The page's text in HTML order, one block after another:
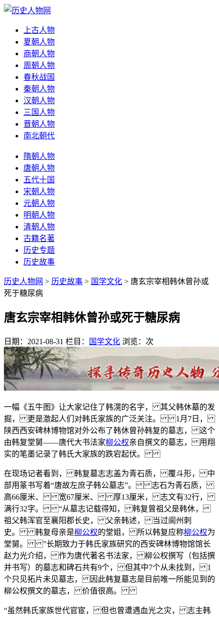
上古人物
夏朝人物
商朝人物
周朝人物
春秋战国
秦朝人物
汉朝人物
三国人物
晋朝人物
南北朝代
隋朝人物
唐朝人物
五代十国
宋朝人物
元朝人物
明朝人物
清朝人物
古籍名著
历史专题
历史故事
历史人物网 > 历史故事 > 国学文化 > 唐玄宗宰相韩休曾孙或
死于糖尿病
唐玄宗宰相韩休曾孙或死于糖尿病
日期：2021-08-31 栏目： 国学文化 浏览： 次
一幅《五牛图》让大家记住了韩滉的名字， 其父韩休墓的发
掘， 更是激起人们对韩氏家族的广泛关注。 1月7日，
陕西西安碑林博物馆对外公布了韩休曾孙韩复的墓志， 这个
由韩复堂舅——唐代大书法家柳公权亲自撰文的墓志， 用翔
实的笔墨记录了韩氏大家族的跌宕起伏。
在现场记者看到， 韩复墓志志盖为青石质， 覆斗形， 中
部用篆书写着“唐故左庶子韩公墓志”。 志石为青石质，
高66厘米、 宽67厘米、 厚13厘米， 志文有32行，
满行32字。 “从墓志记载得知， 韩复曾祖父是韩休，
祖父韩浑官至襄阳郡长史， 父亲韩述， 当过阆州刺
史。 韩复母亲是柳公权的堂姐， 所以韩复应称柳公权为
堂舅。 ”长期致力于韩氏家族研究的西安碑林博物馆馆长
赵力光介绍， 作为唐代著名书法家， 柳公权撰写（包括撰
并书写）的墓志和碑石共有9个， 但其中7个从未找到， 1
个只见拓片未见墓志， 因此韩复墓志是目前唯一所能见到的
柳公权撰文的墓志， 价值很高。
“虽然韩氏家族世代官宦， 但也曾遭遇血光之灾， 志主韩